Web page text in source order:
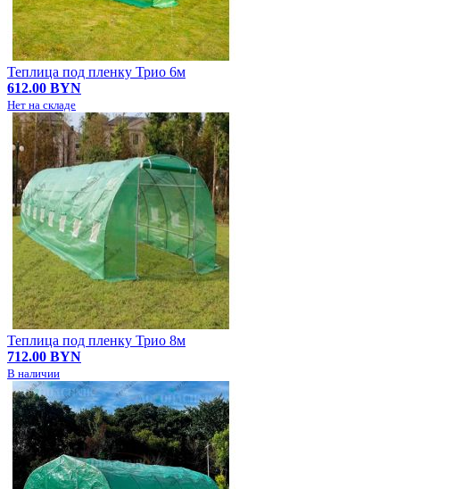
Теплица под пленку Трио 6м
612.00 BYN
Нет на складе
Теплица под пленку Трио 8м
712.00 BYN
В наличии